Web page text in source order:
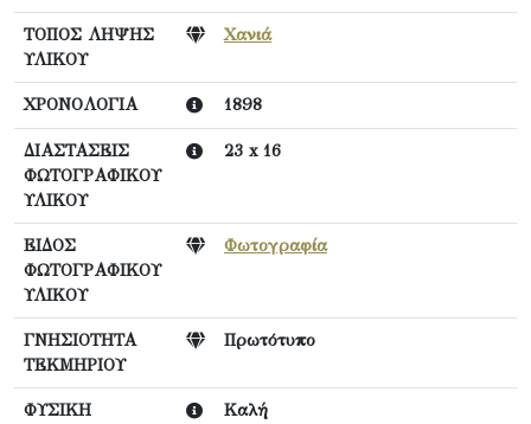
ΤΟΠΟΣ ΛΗΨΗΣ
ΥΛΙΚΟΥ
Χανιά
ΧΡΟΝΟΛΟΓΙΑ 1898
ΔΙΑΣΤΑΣΕΙΣ
ΦΩΤΟΓΡΑΦΙΚΟΥ
ΥΛΙΚΟΥ
23 x 16
ΕΙΔΟΣ
ΦΩΤΟΓΡΑΦΙΚΟΥ
ΥΛΙΚΟΥ
Φωτογραφία
ΓΝΗΣΙΟΤΗΤΑ
ΤΕΚΜΗΡΙΟΥ
Πρωτότυπο
ΦΥΣΙΚΗ
Καλή